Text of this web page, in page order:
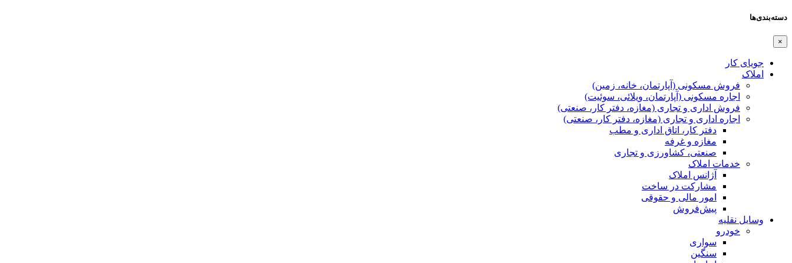
دسته‌بندی‌ها
×
جویای کار
املاک
فروش مسکونی (آپارتمان، خانه، زمین)
اجاره مسکونی (آپارتمان، ویلائی، سوئیت)
فروش اداری و تجاری (مغازه، دفتر کار، صنعتی)
اجاره اداری و تجاری (مغازه، دفتر کار، صنعتی)
دفتر کار، اتاق اداری و مطب
مغازه و غرفه
صنعتی،‌ کشاورزی و تجاری
خدمات املاک
آژانس املاک
مشارکت در ساخت
امور مالی و حقوقی
پیش‌فروش
وسایل نقلیه
خودرو
سواری
سنگین